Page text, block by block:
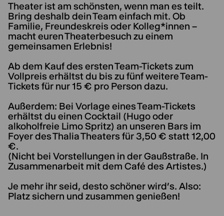
Theater ist am schönsten, wenn man es teilt.
Bring deshalb dein Team einfach mit. Ob
Familie, Freundeskreis oder Kolleg*innen –
macht euren Theaterbesuch zu einem
gemeinsamen Erlebnis!
Ab dem Kauf des ersten Team-Tickets zum
Vollpreis erhältst du bis zu fünf weitere Team-
Tickets für nur 15 € pro Person dazu.
Außerdem: Bei Vorlage eines Team-Tickets
erhältst du einen Cocktail (Hugo oder
alkoholfreie Limo Spritz) an unseren Bars im
Foyer des Thalia Theaters für 3,50 € statt 12,00
€.
(Nicht bei Vorstellungen in der Gaußstraße. In
Zusammenarbeit mit dem Café des Artistes.)
Je mehr ihr seid, desto schöner wird’s. Also:
Platz sichern und zusammen genießen!